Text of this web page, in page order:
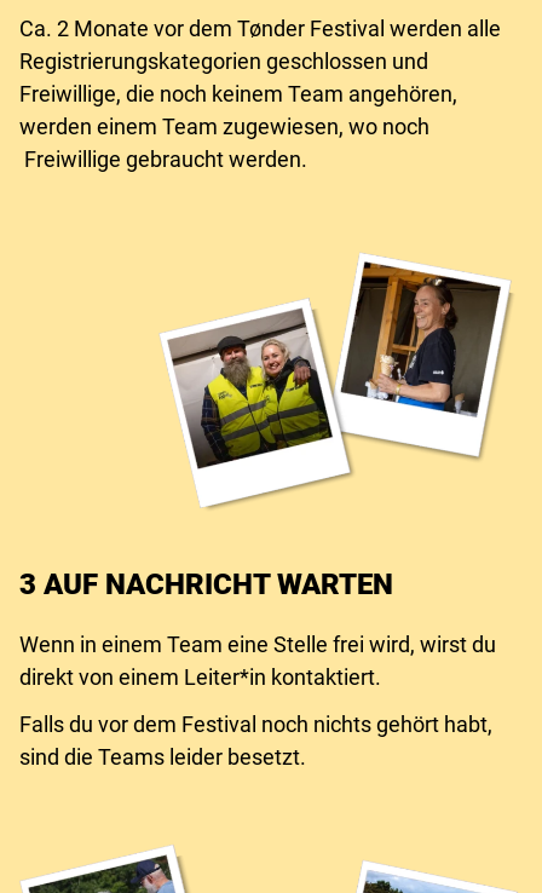
Ca. 2 Monate vor dem Tønder Festival werden alle
Registrierungskategorien geschlossen und
Freiwillige, die noch keinem Team angehören,
werden einem Team zugewiesen, wo noch
Freiwillige gebraucht werden.
3 AUF NACHRICHT WARTEN
Wenn in einem Team eine Stelle frei wird, wirst du
direkt von einem Leiter*in kontaktiert.
Falls du vor dem Festival noch nichts gehört habt,
sind die Teams leider besetzt.